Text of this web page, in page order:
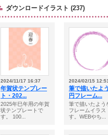
ダウンロードイラスト (237)
2024/11/17 16:37
年賀状テンプレー
ト・202...
2025年巳年用の年賀
状テンプレートで
す。 100...
2024/02/15
筆で描いたよ
円フレーム...
筆で描いたよう
フレームイラス
す。WEBやち...